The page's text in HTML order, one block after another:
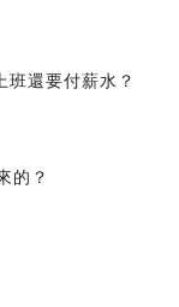
還要付薪水？
的？